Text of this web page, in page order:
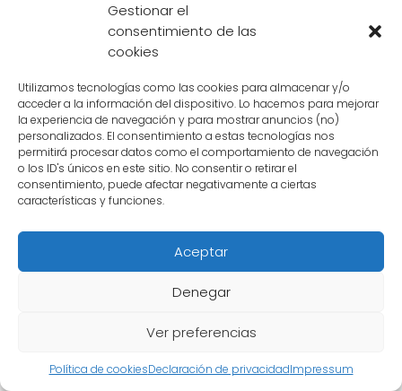
Gestionar el
consentimiento de las
cookies
Utilizamos tecnologías como las cookies para almacenar y/o
acceder a la información del dispositivo. Lo hacemos para mejorar
la experiencia de navegación y para mostrar anuncios (no)
personalizados. El consentimiento a estas tecnologías nos
permitirá procesar datos como el comportamiento de navegación
o los ID's únicos en este sitio. No consentir o retirar el
consentimiento, puede afectar negativamente a ciertas
características y funciones.
Aceptar
Denegar
Ver preferencias
Política de cookiesDeclaración de privacidadImpressum
específico, ya que fue creado por el autor de
Dragon Ball, Akira Toriyama, como un nombre
Si quieres conocer más del universo
Dragon Ball te recomendamos los
siguientes contenidos: